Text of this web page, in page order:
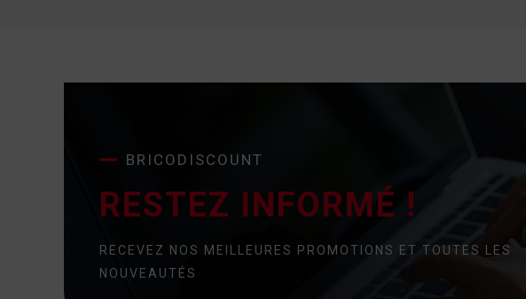
BRICODISCOUNT
RESTEZ INFORMÉ !
RECEVEZ NOS MEILLEURES PROMOTIONS ET TOUTES LES
NOUVEAUTÉS